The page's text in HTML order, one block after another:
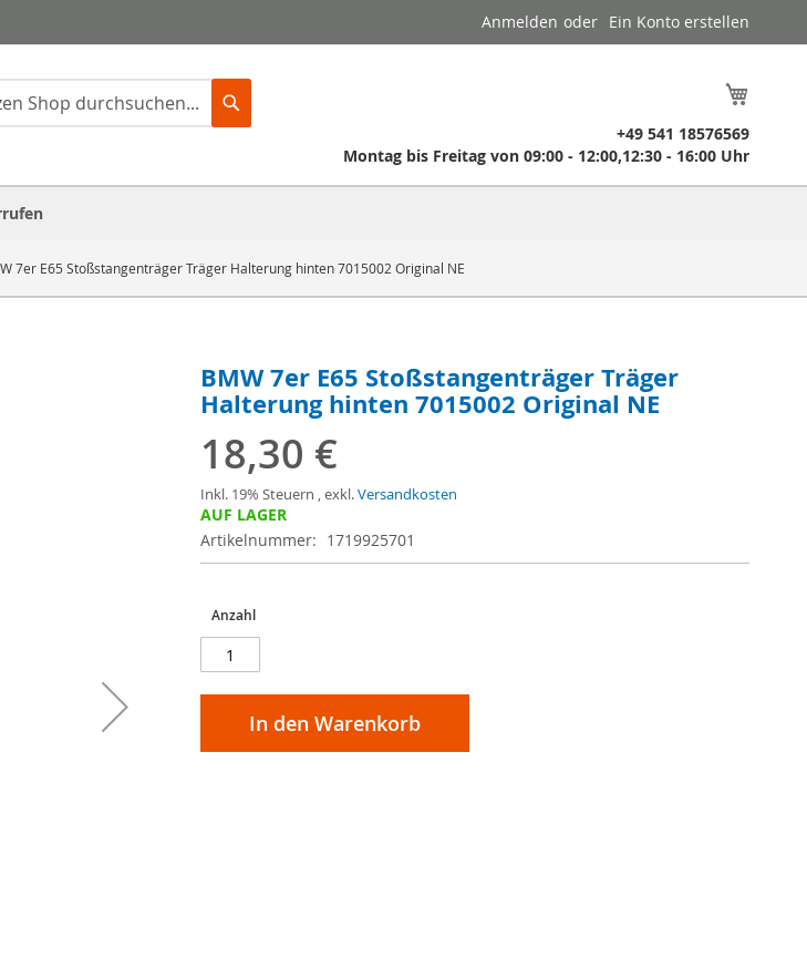
Anmelden Ein Konto erstellen
​ +49 541 18576569
​ Montag bis Freitag von 09:00 - 12:00,12:30 - 16:00 Uhr
7er E65 Stoßstangenträger Träger Halterung hinten 7015002 Original NE
BMW 7er E65 Stoßstangenträger Träger
Halterung hinten 7015002 Original NE
18,30 €
Inkl. 19% Steuern ,exkl.Versandkosten
AUF LAGER
Artikelnummer
1719925701
Anzahl
In den Warenkorb